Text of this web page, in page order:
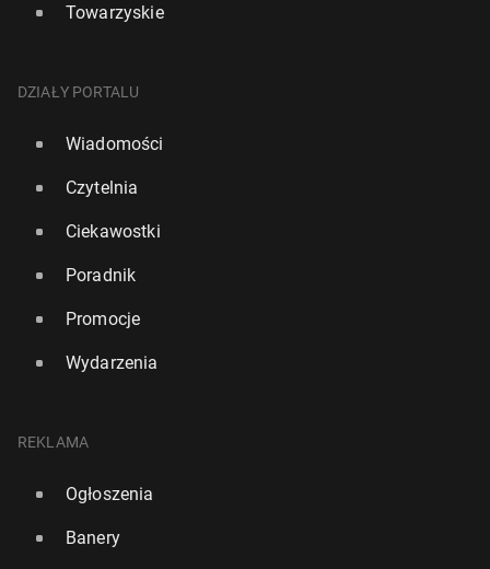
Towarzyskie
DZIAŁY PORTALU
Wiadomości
Czytelnia
Ciekawostki
Poradnik
Promocje
Wydarzenia
REKLAMA
Ogłoszenia
Banery